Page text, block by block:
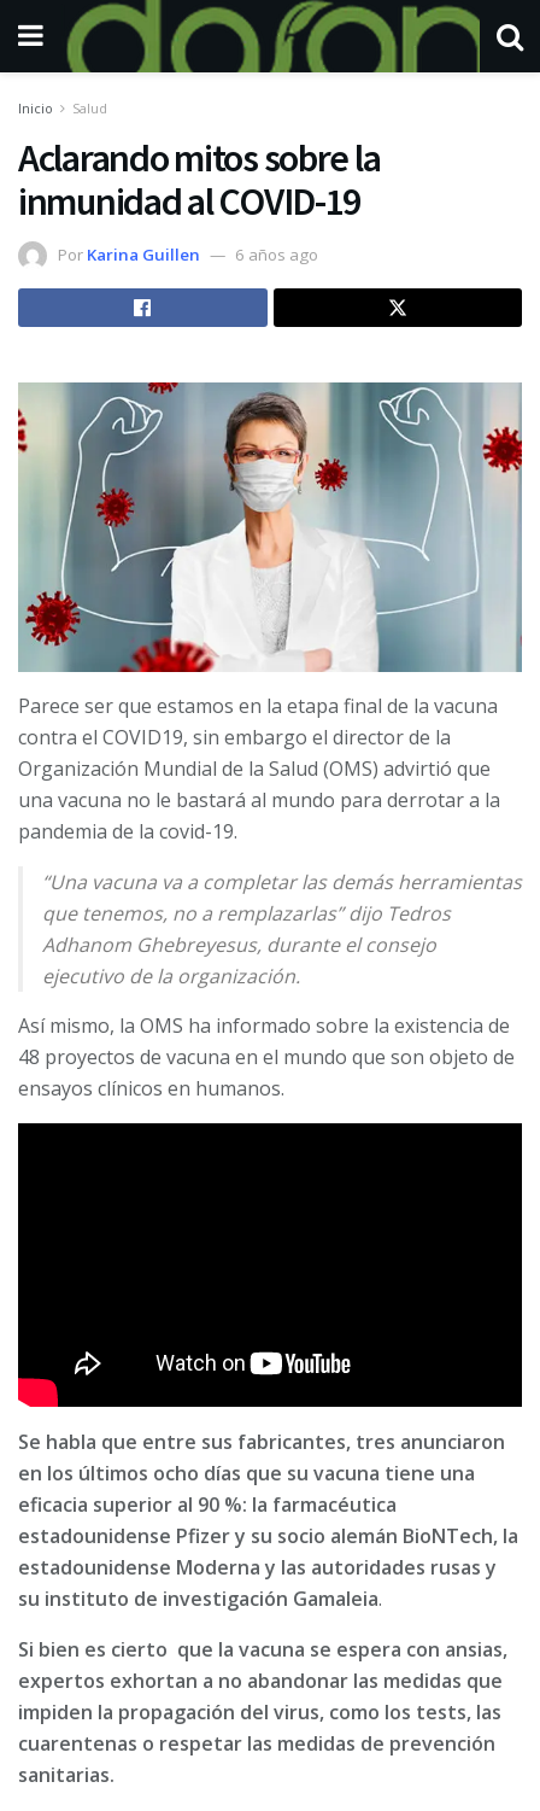
Inicio Salud
Aclarando mitos sobre la
inmunidad al COVID-19
Por Karina Guillen 6 años ago
Parece ser que estamos en la etapa final de la vacuna
contra el COVID19, sin embargo el director de la
Organización Mundial de la Salud (OMS) advirtió que
una vacuna no le bastará al mundo para derrotar a la
pandemia de la covid-19.
“Una vacuna va a completar las demás herramientas
que tenemos, no a remplazarlas” dijo Tedros
Adhanom Ghebreyesus, durante el consejo
ejecutivo de la organización.
Así mismo, la OMS ha informado sobre la existencia de
48 proyectos de vacuna en el mundo que son objeto de
ensayos clínicos en humanos.
Se habla que entre sus fabricantes, tres anunciaron
en los últimos ocho días que su vacuna tiene una
eficacia superior al 90 %: la farmacéutica
estadounidense Pfizer y su socio alemán BioNTech, la
estadounidense Moderna y las autoridades rusas y
su instituto de investigación Gamaleia.
Si bien es cierto que la vacuna se espera con ansias,
expertos exhortan a no abandonar las medidas que
impiden la propagación del virus, como los tests, las
cuarentenas o respetar las medidas de prevención
sanitarias.